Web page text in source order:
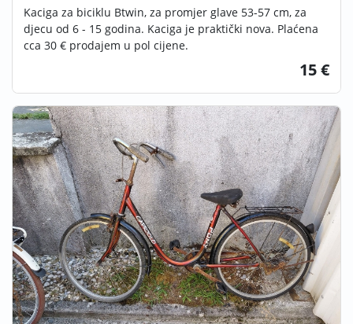
Kaciga za biciklu Btwin, za promjer glave 53-57 cm, za
djecu od 6 - 15 godina. Kaciga je praktički nova. Plaćena
cca 30 € prodajem u pol cijene.
15 €